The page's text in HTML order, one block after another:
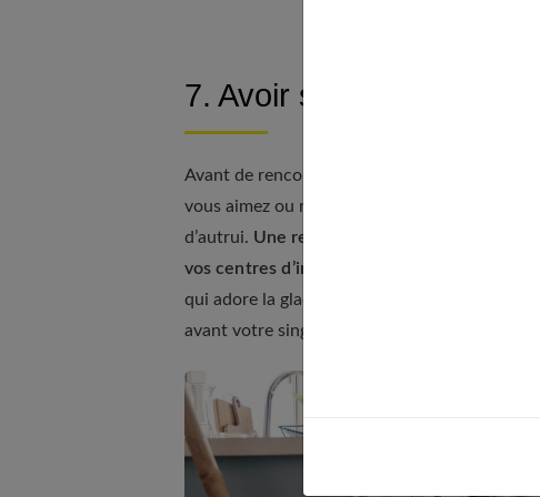
7. Avoir son propre
Avant de rencontrer votre partenaire, vous
vous aimez ou non dans la vie. Il n’est pas
d’autrui. Une relation est un échange
vos centres d’intérêts
qui adore la glace à la rose ou qui porte des
avant votre singularité.